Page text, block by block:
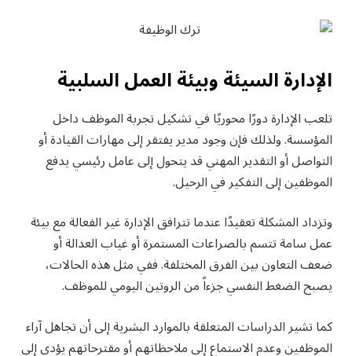
الإدارة السيئة وبيئة العمل السلبية
تلعب الإدارة دورًا محوريًا في تشكيل تجربة الموظف داخل
المؤسسة. ولذلك فإن وجود مدير يفتقر إلى مهارات القيادة أو
التواصل أو التقدير المهني قد يتحول إلى عامل رئيسي يدفع
الموظفين إلى التفكير في الرحيل.
وتزداد المشكلة تعقيدًا عندما تترافق الإدارة غير الفعالة مع بيئة
عمل سامة تتسم بالصراعات المستمرة أو غياب العدالة أو
ضعف التعاون بين الفرق المختلفة. ففي مثل هذه الحالات،
يصبح الضغط النفسي جزءاً من الروتين اليومي للموظف.
كما تشير الدراسات المتعلقة بالموارد البشرية إلى أن تجاهل آراء
الموظفين وعدم الاستماع إلى ملاحظاتهم أو مقترحاتهم يؤدي إلى